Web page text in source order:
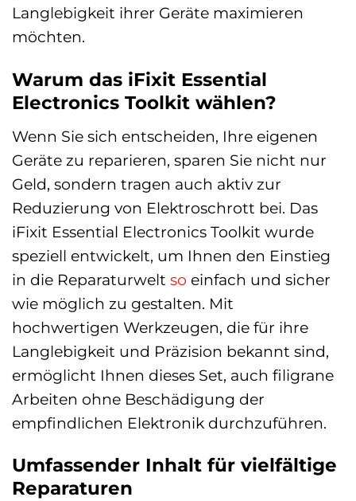
Langlebigkeit ihrer Geräte maximieren
möchten.
Warum das iFixit Essential
Electronics Toolkit wählen?
Wenn Sie sich entscheiden, Ihre eigenen
Geräte zu reparieren, sparen Sie nicht nur
Geld, sondern tragen auch aktiv zur
Reduzierung von Elektroschrott bei. Das
iFixit Essential Electronics Toolkit wurde
speziell entwickelt, um Ihnen den Einstieg
in die Reparaturwelt so einfach und sicher
wie möglich zu gestalten. Mit
hochwertigen Werkzeugen, die für ihre
Langlebigkeit und Präzision bekannt sind,
ermöglicht Ihnen dieses Set, auch filigrane
Arbeiten ohne Beschädigung der
empfindlichen Elektronik durchzuführen.
Umfassender Inhalt für vielfältige
Reparaturen